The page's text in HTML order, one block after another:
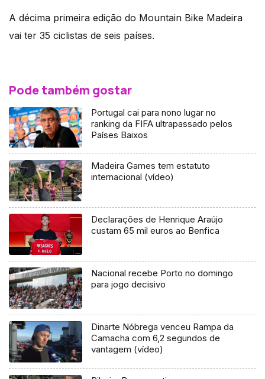
A décima primeira edição do Mountain Bike Madeira
vai ter 35 ciclistas de seis países.
Pode também gostar
Portugal cai para nono lugar no
ranking da FIFA ultrapassado pelos
Países Baixos
Madeira Games tem estatuto
internacional (vídeo)
Declarações de Henrique Araújo
custam 65 mil euros ao Benfica
Nacional recebe Porto no domingo
para jogo decisivo
Dinarte Nóbrega venceu Rampa da
Camacha com 6,2 segundos de
vantagem (vídeo)